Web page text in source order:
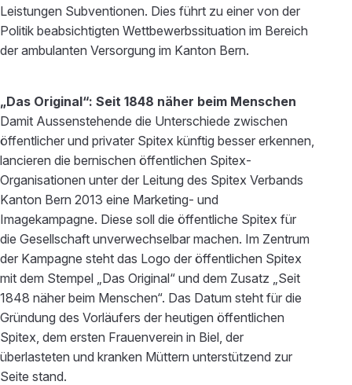
Leistungen Subventionen. Dies führt zu einer von der
Politik beabsichtigten Wettbewerbssituation im Bereich
der ambulanten Versorgung im Kanton Bern.
„Das Original“: Seit 1848 näher beim Menschen
Damit Aussenstehende die Unterschiede zwischen
öffentlicher und privater Spitex künftig besser erkennen,
lancieren die bernischen öffentlichen Spitex-
Organisationen unter der Leitung des Spitex Verbands
Kanton Bern 2013 eine Marketing- und
Imagekampagne. Diese soll die öffentliche Spitex für
die Gesellschaft unverwechselbar machen. Im Zentrum
der Kampagne steht das Logo der öffentlichen Spitex
mit dem Stempel „Das Original“ und dem Zusatz „Seit
1848 näher beim Menschen“. Das Datum steht für die
Gründung des Vorläufers der heutigen öffentlichen
Spitex, dem ersten Frauenverein in Biel, der
überlasteten und kranken Müttern unterstützend zur
Seite stand.